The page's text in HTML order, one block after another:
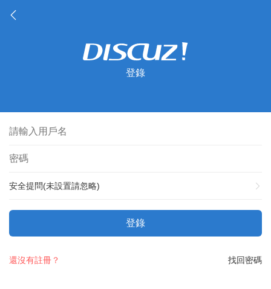
登錄
安全提問(未設置請忽略)
登錄
找回密碼
還沒有註冊？